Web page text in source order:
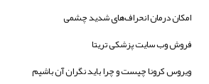
امکان درمان انحراف‌های شدید چشمی
فروش وب سایت پزشکی تریتا
ویروس کرونا چیست و چرا باید نگران آن باشیم